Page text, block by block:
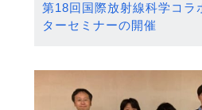
第18回国際放射線科学コラ
ターセミナーの開催